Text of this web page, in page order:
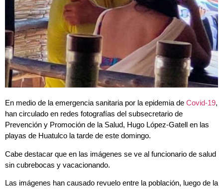
En medio de la emergencia sanitaria por la epidemia de Covid-19,
han circulado en redes fotografías del subsecretario de
Prevención y Promoción de la Salud, Hugo López-Gatell en las
playas de Huatulco la tarde de este domingo.
Cabe destacar que en las imágenes se ve al funcionario de salud
sin cubrebocas y vacacionando.
Las imágenes han causado revuelo entre la población, luego de la